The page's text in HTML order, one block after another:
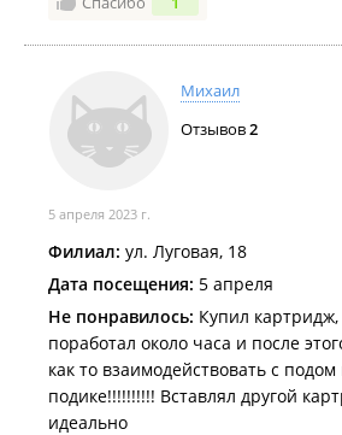
🤦🏼‍♀️
Михаил
Отзывов2
5 апреля 2023 г.
Филиал: ул. Луговая, 18
Дата посещения: 5 апреля
Не понравилось: Купил
поработал около часа и после
как то взаимодействовать с
подике!!!!!!!!!! Вставлял другой
идеально